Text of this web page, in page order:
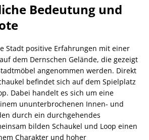
Bedeutung und
Stadt positive Erfahrungen mit einer
dem Dernschen Gelände, die gezeigt
angenommen werden. Direkt
befindet sich auf dem Spielplatz
Dabei handelt es sich um eine
ununterbrochenen Innen- und
durch ein durchgehendes
bilden Schaukel und Loop einen
Charakter und hoher